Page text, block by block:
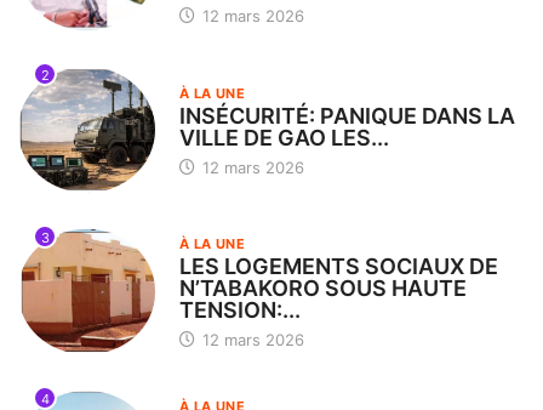
12 mars 2026
2
À LA UNE
INSÉCURITÉ: PANIQUE DANS LA
VILLE DE GAO LES...
12 mars 2026
3 À LA UNE
LES LOGEMENTS SOCIAUX DE
N’TABAKORO SOUS HAUTE
TENSION:...
12 mars 2026
4